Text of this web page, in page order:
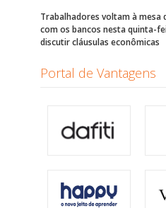
Trabalhadores voltam à mesa
com os bancos nesta quinta-
discutir cláusulas econômicas
Portal de Vantagens